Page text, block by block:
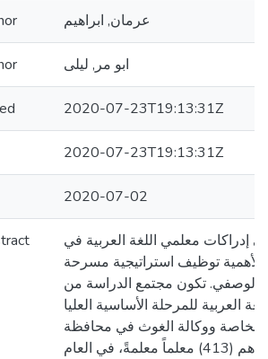
عرمان, ابراهيم
ابو مر, ليلى
2020-07-23T19:13:31Z
2020-07-23T19:13:31Z
2020-07-02
إدراكات معلمي اللغة العربية في
لأهمية توظيف استراتيجية مسرحة
الوصفي. تكون مجتمع الدراسة من
العربية للمرحلة الأساسية العليا
ووكالة الغوث في محافظة
بيت لحم والبالغ عددهم (413) معلماً معلمةً، في العام